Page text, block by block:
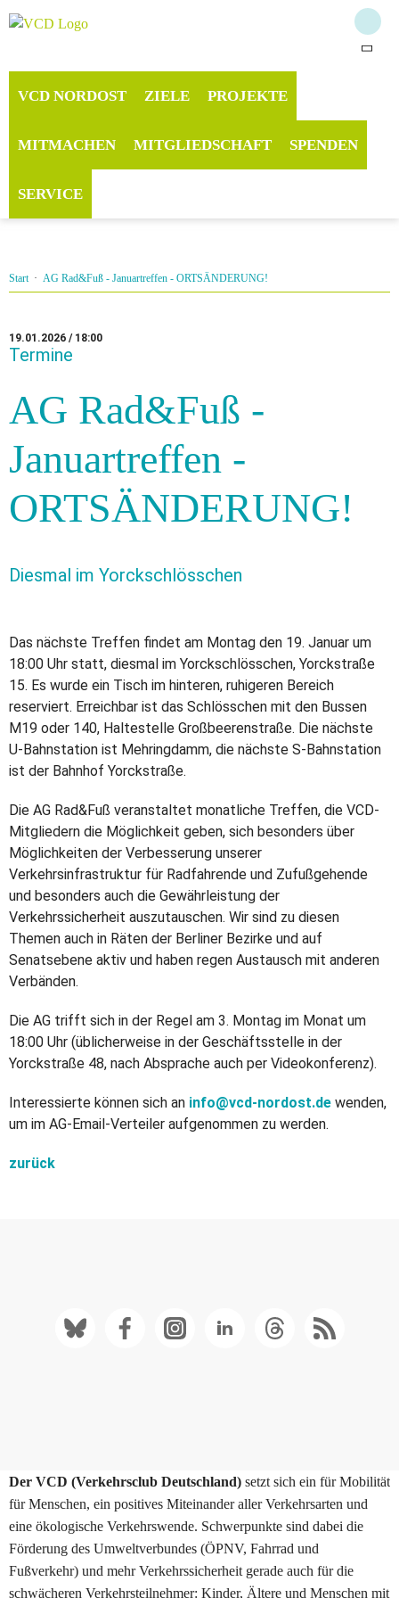
VCD NORDOST ZIELE PROJEKTE
MITMACHEN MITGLIEDSCHAFT SPENDEN
SERVICE
Start· AG Rad&Fuß - Januartreffen - ORTSÄNDERUNG!
19.01.2026 / 18:00
Termine
AG Rad&Fuß -
Januartreffen -
ORTSÄNDERUNG!
Diesmal im Yorckschlösschen
Das nächste Treffen findet am Montag den 19. Januar um
18:00 Uhr statt, diesmal im Yorckschlösschen, Yorckstraße
15. Es wurde ein Tisch im hinteren, ruhigeren Bereich
reserviert. Erreichbar ist das Schlösschen mit den Bussen
M19 oder 140, Haltestelle Großbeerenstraße. Die nächste
U-Bahnstation ist Mehringdamm, die nächste S-Bahnstation
ist der Bahnhof Yorckstraße.
Die AG Rad&Fuß veranstaltet monatliche Treffen, die VCD-
Mitgliedern die Möglichkeit geben, sich besonders über
Möglichkeiten der Verbesserung unserer
Verkehrsinfrastruktur für Radfahrende und Zufußgehende
und besonders auch die Gewährleistung der
Verkehrssicherheit auszutauschen. Wir sind zu diesen
Themen auch in Räten der Berliner Bezirke und auf
Senatsebene aktiv und haben regen Austausch mit anderen
Verbänden.
Die AG trifft sich in der Regel am 3. Montag im Monat um
18:00 Uhr (üblicherweise in der Geschäftsstelle in der
Yorckstraße 48, nach Absprache auch per Videokonferenz).
Interessierte können sich an info@vcd-nordost.de wenden,
um im AG-Email-Verteiler aufgenommen zu werden.
zurück
Der VCD (Verkehrsclub Deutschland) setzt sich ein für Mobilität
für Menschen, ein positives Miteinander aller Verkehrsarten und
eine ökologische Verkehrswende. Schwerpunkte sind dabei die
Förderung des Umweltverbundes (ÖPNV, Fahrrad und
Fußverkehr) und mehr Verkehrssicherheit gerade auch für die
schwächeren Verkehrsteilnehmer: Kinder, Ältere und Menschen mit